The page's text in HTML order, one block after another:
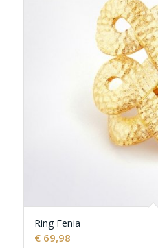
Ring Fenia
€69,98